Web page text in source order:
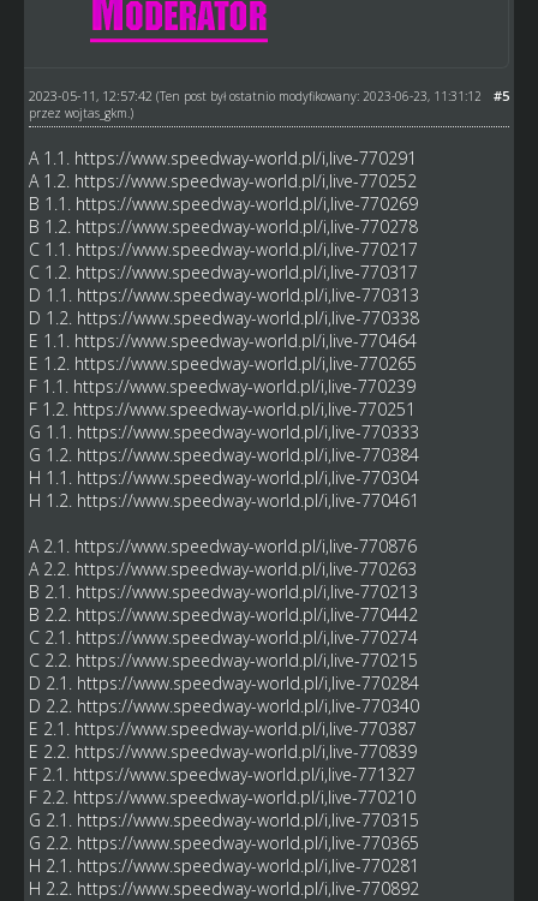
#5
2023-05-11, 12:57:42 (Ten post był ostatnio modyfikowany: 2023-06-23, 11:31:12
przez wojtas_gkm.)
A 1.1. https://www.speedway-world.pl/i,live-770291
A 1.2. https://www.speedway-world.pl/i,live-770252
B 1.1. https://www.speedway-world.pl/i,live-770269
B 1.2. https://www.speedway-world.pl/i,live-770278
C 1.1. https://www.speedway-world.pl/i,live-770217
C 1.2. https://www.speedway-world.pl/i,live-770317
D 1.1. https://www.speedway-world.pl/i,live-770313
D 1.2. https://www.speedway-world.pl/i,live-770338
E 1.1. https://www.speedway-world.pl/i,live-770464
E 1.2. https://www.speedway-world.pl/i,live-770265
F 1.1. https://www.speedway-world.pl/i,live-770239
F 1.2. https://www.speedway-world.pl/i,live-770251
G 1.1. https://www.speedway-world.pl/i,live-770333
G 1.2. https://www.speedway-world.pl/i,live-770384
H 1.1. https://www.speedway-world.pl/i,live-770304
H 1.2. https://www.speedway-world.pl/i,live-770461
A 2.1. https://www.speedway-world.pl/i,live-770876
A 2.2. https://www.speedway-world.pl/i,live-770263
B 2.1. https://www.speedway-world.pl/i,live-770213
B 2.2. https://www.speedway-world.pl/i,live-770442
C 2.1. https://www.speedway-world.pl/i,live-770274
C 2.2. https://www.speedway-world.pl/i,live-770215
D 2.1. https://www.speedway-world.pl/i,live-770284
D 2.2. https://www.speedway-world.pl/i,live-770340
E 2.1. https://www.speedway-world.pl/i,live-770387
E 2.2. https://www.speedway-world.pl/i,live-770839
F 2.1. https://www.speedway-world.pl/i,live-771327
F 2.2. https://www.speedway-world.pl/i,live-770210
G 2.1. https://www.speedway-world.pl/i,live-770315
G 2.2. https://www.speedway-world.pl/i,live-770365
H 2.1. https://www.speedway-world.pl/i,live-770281
H 2.2. https://www.speedway-world.pl/i,live-770892